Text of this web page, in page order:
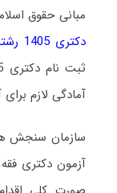
مبانی حقوق
دکتری 1405 رشته فقه و مبانی حقوق اسلامی
آمادگی لازم برای
سازمان سنجش هر
آزمون دکتری